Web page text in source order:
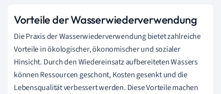
Vorteile der Wasserwiederverwendung
Die Praxis der Wasserwiederverwendung bietet zahlreiche
Vorteile in ökologischer, ökonomischer und sozialer
Hinsicht. Durch den Wiedereinsatz aufbereiteten Wassers
können Ressourcen geschont, Kosten gesenkt und die
Lebensqualität verbessert werden. Diese Vorteile machen